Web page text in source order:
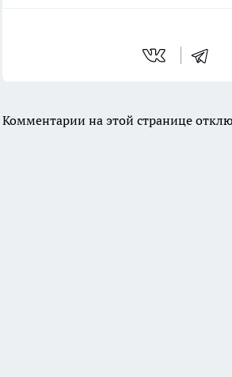
Комментарии на этой странице